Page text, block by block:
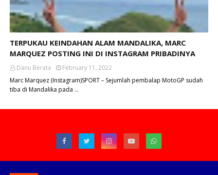
TERPUKAU KEINDAHAN ALAM MANDALIKA, MARC
MARQUEZ POSTING INI DI INSTAGRAM PRIBADINYA
Danu Berata
February 11, 2022
Marc Marquez (Instagram)SPORT – Sejumlah pembalap MotoGP sudah
tiba di Mandalika pada …